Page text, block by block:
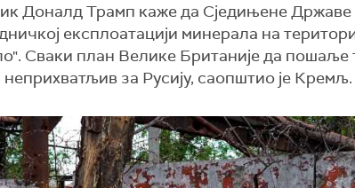
Доналд Трамп каже да Сједињене Државе
експлоатацији минерала на
Сваки план Велике Британије да пошаље
за Русију, саопштио је Кремљ.